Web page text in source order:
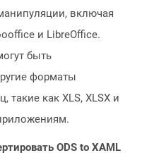
включая
и LibreOffice.
быть
форматы
такие как XLS, XLSX и
ODS to XAML